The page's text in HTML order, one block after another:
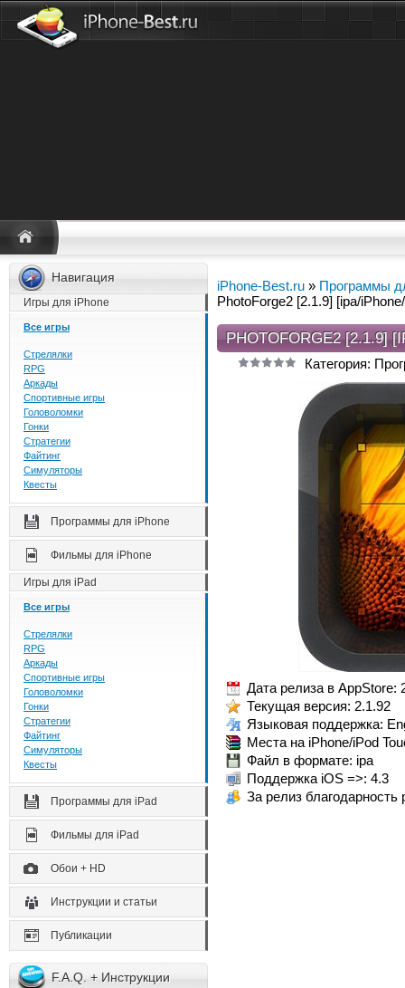
Навигация
Игры для iPhone
Все игры
Стрелялки
RPG
Аркады
Спортивные игры
Головоломки
Гонки
Стратегии
Файтинг
Симуляторы
Квесты
Программы для iPhone
Фильмы для iPhone
Игры для iPad
Все игры
Стрелялки
RPG
Аркады
Спортивные игры
Головоломки
Гонки
Стратегии
Файтинг
Симуляторы
Квесты
Программы для iPad
Фильмы для iPad
Обои + HD
Инструкции и статьи
Публикации
F.A.Q. + Инструкции
iPhone-Best.ru » Программы
PhotoForge2 [2.1.9] [ipa/
PHOTOFORGE2 [2.1.9]
Категория:
Дата релиза в AppStore:
Текущая версия: 2.1.92
Языковая поддержка:
Места на iPhone/iPod
Файл в формате: ipa
Поддержка iOS =>: 4.3
За релиз благодарность